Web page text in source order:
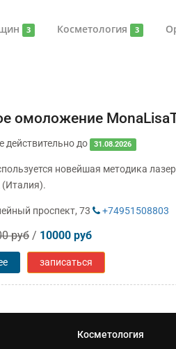
3 Косметология 3
омоложение
действительно до 31.08.2026
новейшая методика
(Италия).
проспект, 73 +74951508803
руб / 10000 руб
записаться
Косметология